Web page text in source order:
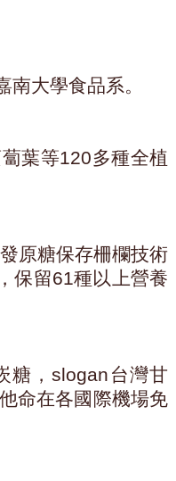
大學食品系。
葉等120多種全植
原糖保存柵欄技術
保留61種以上營養
糖，slogan台灣甘
命在各國際機場免